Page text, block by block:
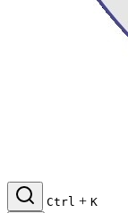
Ctrl + K